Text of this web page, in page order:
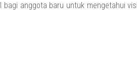
anggota baru untuk mengetahui